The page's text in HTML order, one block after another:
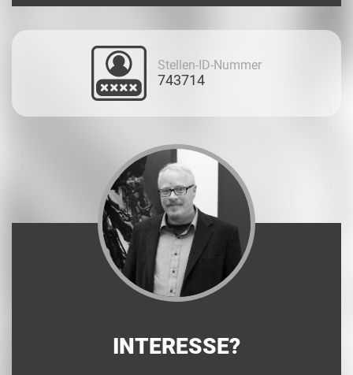
Stellen-ID-Nummer
743714
INTERESSE?